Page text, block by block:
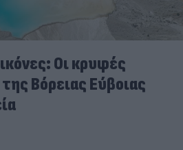
Οι κρυφές
Βόρειας Εύβοιας